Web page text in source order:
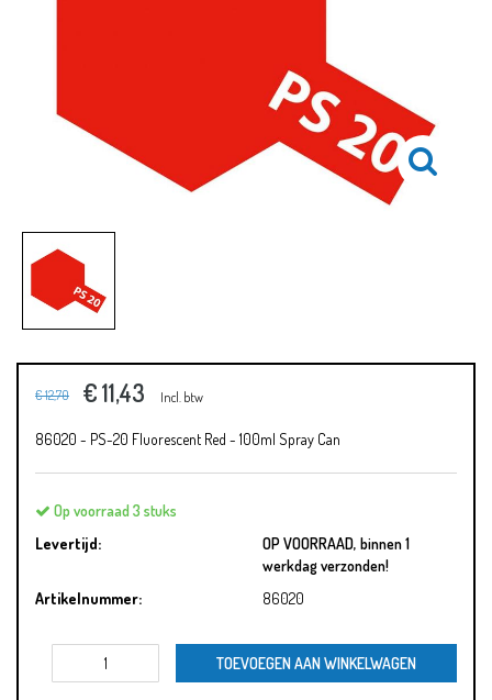
€ 12,70 € 11,43 Incl. btw
86020 - PS-20 Fluorescent Red - 100ml Spray Can
Op voorraad 3 stuks
Levertijd:
OP VOORRAAD, binnen 1
werkdag verzonden!
Artikelnummer:
86020
TOEVOEGEN AAN WINKELWAGEN